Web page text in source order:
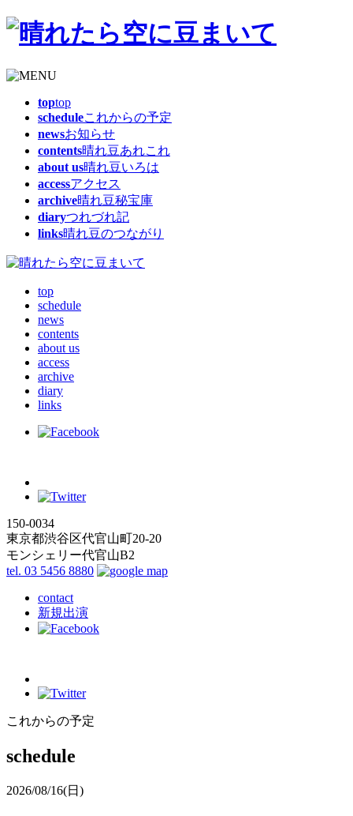
toptop
scheduleこれからの予定
newsお知らせ
contents晴れ豆あれこれ
about us晴れ豆いろは
accessアクセス
archive晴れ豆秘宝庫
diaryつれづれ記
links晴れ豆のつながり
top
schedule
news
contents
about us
access
archive
diary
links
150-0034
東京都渋谷区代官山町20-20
モンシェリー代官山B2
tel. 03 5456 8880
contact
新規出演
これからの予定
schedule
2026/08/16(日)